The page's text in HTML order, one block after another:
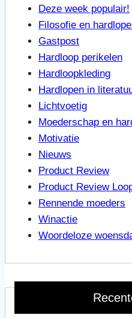
Deze week populair!
Filosofie en
Gastpost
Hardloop perikelen
Hardloopkleding
Hardlopen in
Lichtvoetig
Moederschap en
Motivatie
Nieuws
Product Review
Product Review
Rennende moeders
Winactie
Woordeloze